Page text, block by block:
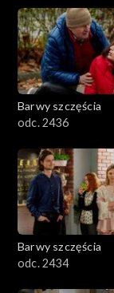
Barwy szczęścia
odc. 2436
Barwy szczęścia
odc. 2434